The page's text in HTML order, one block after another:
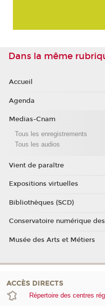
Dans la même
Accueil
Agenda
Medias-Cnam
Tous les enregistrements
Tous les audios
Vient de paraître
Expositions virtuelles
Bibliothèques (SCD)
Conservatoire numérique
Musée des Arts et Métiers
ACCÈS DIRECTS
Répertoire des centres